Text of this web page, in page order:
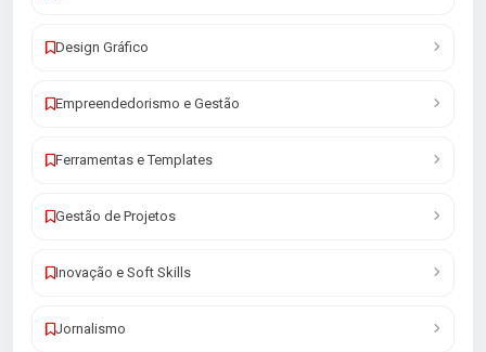
Design Gráfico
Empreendedorismo e Gestão
Ferramentas e Templates
Gestão de Projetos
Inovação e Soft Skills
Jornalismo